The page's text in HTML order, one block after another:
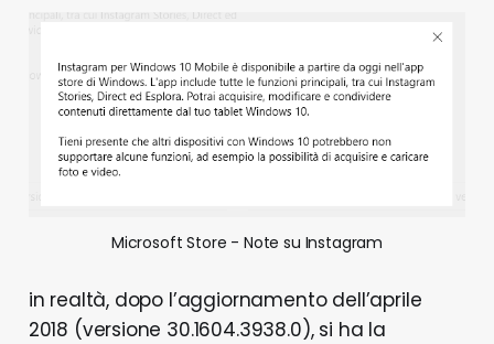
Microsoft Store - Note su Instagram
in realtà, dopo l’aggiornamento dell’aprile
2018 (versione 30.1604.3938.0), si ha la